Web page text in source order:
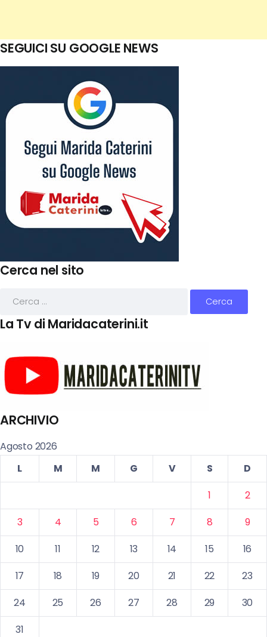
SEGUICI SU GOOGLE NEWS
Cerca nel sito
La Tv di Maridacaterini.it
ARCHIVIO
Agosto 2026
L
M M G V S
D
1
2
3
4 5 6 7 8
9
10
11 12 13 14 15
16
17
18 19 20 21 22
23
24
25 26 27 28 29
30
31